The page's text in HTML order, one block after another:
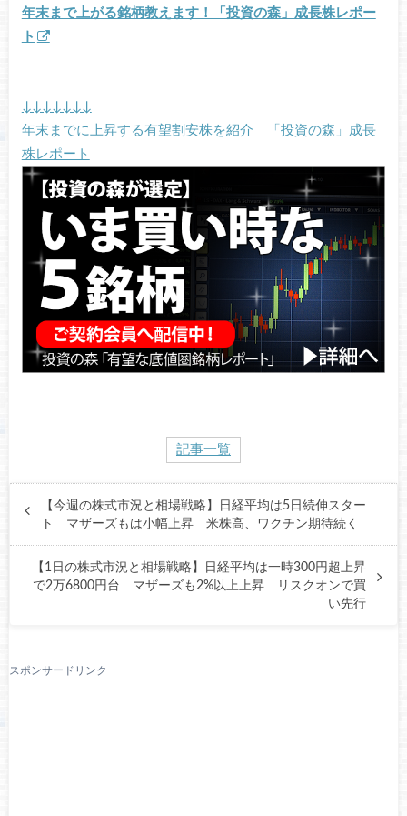
年末まで上がる銘柄教えます！「投資の森」成長株レポー
ト
↓↓↓↓↓↓↓
年末までに上昇する有望割安株を紹介 「投資の森」成長
株レポート
記事一覧
【今週の株式市況と相場戦略】日経平均は5日続伸スター
ト マザーズもは小幅上昇 米株高、ワクチン期待続く
【1日の株式市況と相場戦略】日経平均は一時300円超上昇
で2万6800円台 マザーズも2%以上上昇 リスクオンで買
い先行
スポンサードリンク